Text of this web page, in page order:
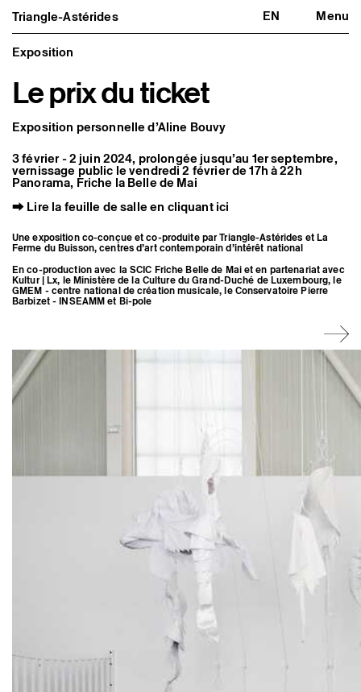
Triangle-Astérides EN Menu
Triangle-Astérides
Centre d’art contemporain
d’intérêt national
et résidence internationale d'artistes
Fermer
Présentation
À propos
Équipe et gouvernance
Partenaires et réseaux
Formation professionnelle
Adhérer / nous soutenir
Rapports d'activité
Informations pratiques
Agenda : en cours et à venir
Expositions
Programmation éditoriale
Médiation
Publics associés
Résident·es
Artistes associé·es
Hors-les-murs
Exposition
Le prix du ticket
Exposition personnelle d’Aline Bouvy
3 février - 2 juin 2024, prolongée jusqu’au 1er septembre,
vernissage public le vendredi 2 février de 17h à 22h
Panorama, Friche la Belle de Mai
⮕Lire la feuille de salle en cliquant ici
Une exposition co-conçue et co-produite par Triangle-Astérides et La
Ferme du Buisson, centres d’art contemporain d’intérêt national
En co-production avec la SCIC Friche Belle de Mai et en partenariat avec
Kultur | Lx, le Ministère de la Culture du Grand-Duché de Luxembourg, le
GMEM - centre national de création musicale, le Conservatoire Pierre
Barbizet - INSEAMM et Bi-pole